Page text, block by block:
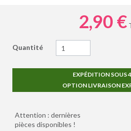
2,90 €
Quantité
EXPÉDITION SOUS
OPTION LIVRAISON
Attention : dernières
pièces disponibles !